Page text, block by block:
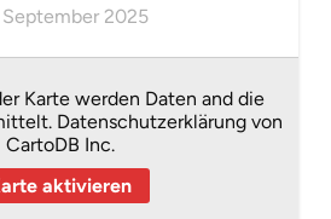
September 2025
Karte werden Daten and die
Datenschutzerklärung von
CartoDB Inc.
aktivieren